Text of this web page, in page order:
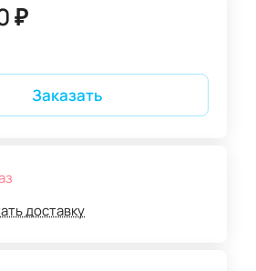
₽
Заказать
доставку